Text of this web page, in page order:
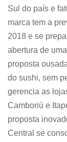
Sul do país e
marca tem a
2018 e se
abertura de
proposta
do sushi, sem
gerencia as
Camboriú e
proposta
Central se